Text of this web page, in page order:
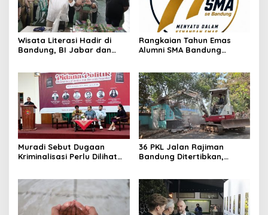
Wisata Literasi Hadir di
Bandung, BI Jabar dan
Digital
Rangkaian Tahun Emas
Alumni SMA Bandung
Jalan Sehat
Muradi Sebut Dugaan
Kriminalisasi Perlu Dilihat
36 PKL Jalan Rajiman
Bandung Ditertibkan,